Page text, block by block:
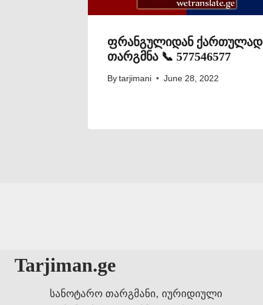
ფრანგულიდან ქართულად
თარგმნა 📞 577546577
By tarjimani June 28, 2022
Tarjiman.ge
სანოტარო თარგმანი, იურიდიული